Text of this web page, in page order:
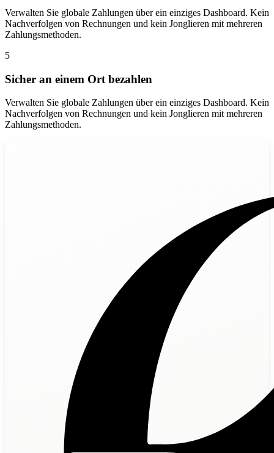
Verwalten Sie globale Zahlungen über ein einziges Dashboard. Kein
Nachverfolgen von Rechnungen und kein Jonglieren mit mehreren
Zahlungsmethoden.
5
Sicher an einem Ort bezahlen
Verwalten Sie globale Zahlungen über ein einziges Dashboard. Kein
Nachverfolgen von Rechnungen und kein Jonglieren mit mehreren
Zahlungsmethoden.